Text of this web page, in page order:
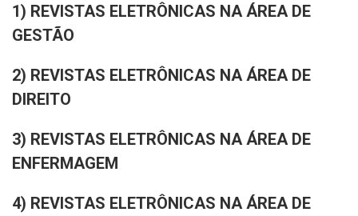
1) REVISTAS ELETRÔNICAS NA ÁREA DE
GESTÃO
2) REVISTAS ELETRÔNICAS NA ÁREA DE
DIREITO
3) REVISTAS ELETRÔNICAS NA ÁREA DE
ENFERMAGEM
4) REVISTAS ELETRÔNICAS NA ÁREA DE